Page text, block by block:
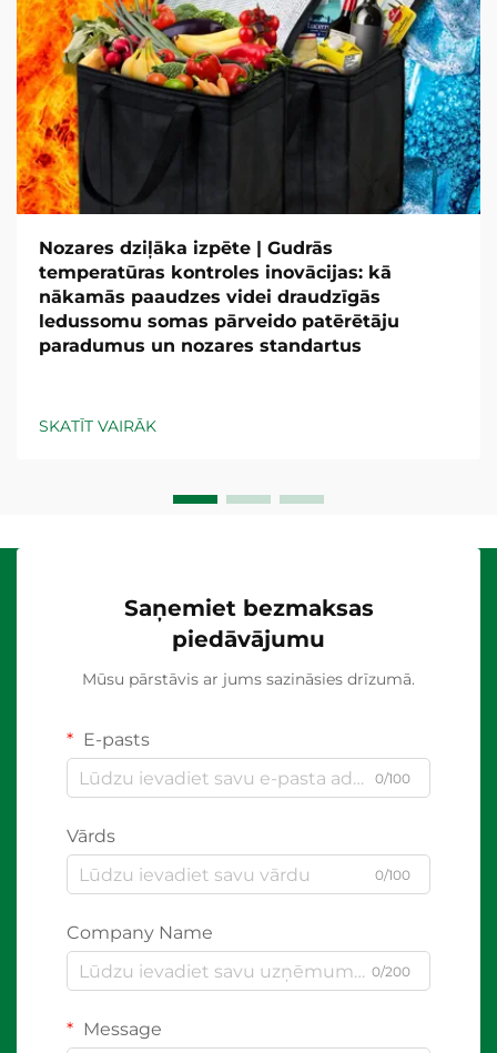
Nozares dziļāka izpēte | Gudrās
temperatūras kontroles inovācijas: kā
nākamās paaudzes videi draudzīgās
ledussomu somas pārveido patērētāju
paradumus un nozares standartus
SKATĪT VAIRĀK
Saņemiet bezmaksas
piedāvājumu
Mūsu pārstāvis ar jums sazināsies drīzumā.
E-pasts
0/100
Vārds
0/100
Company Name
0/200
Message